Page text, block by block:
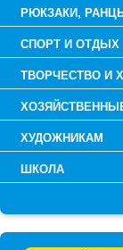
РЮКЗАКИ,
СПОРТ И ОТДЫХ
ТВОРЧЕСТВО И
ХУДОЖНИКАМ
ШКОЛА